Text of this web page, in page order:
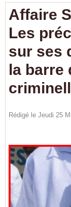
Affaire
Les
sur ses
la barre
Rédigé le Jeudi 25